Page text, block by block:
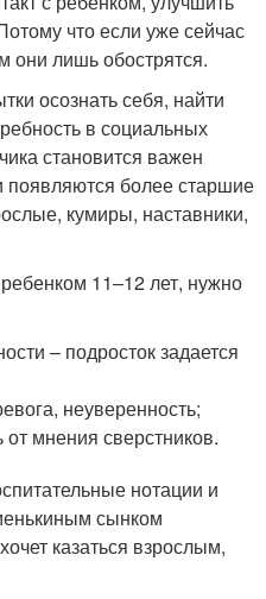
что если уже сейчас
они лишь обострятся.
осознать себя, найти
в социальных
становится важен
появляются более старшие
кумиры, наставники,
11–12 лет, нужно
– подросток задается
неуверенность;
мнения сверстников.
нотации и
сынком
казаться взрослым,